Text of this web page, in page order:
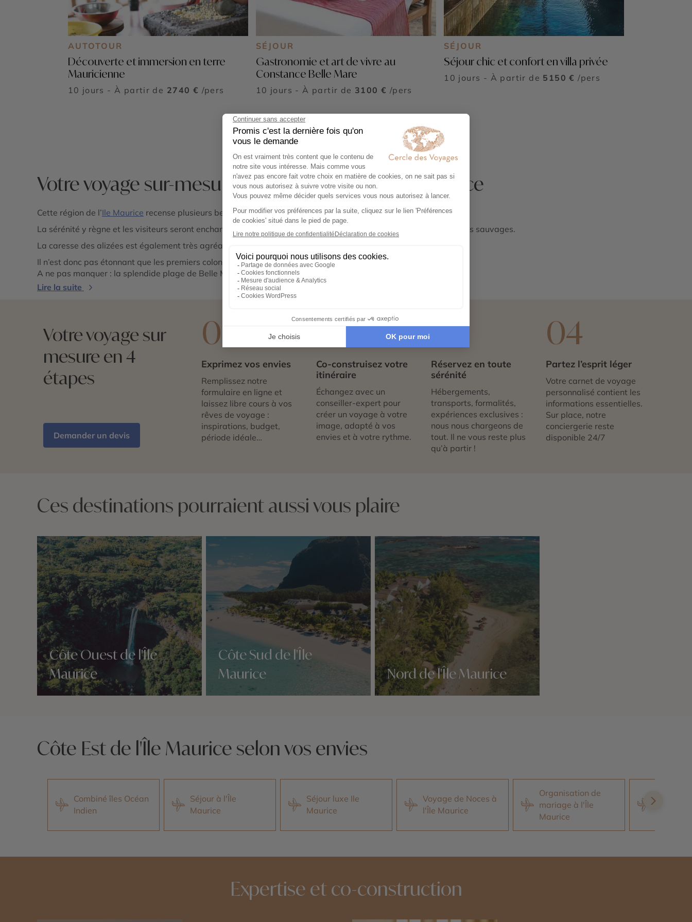
AUTOTOUR
Découverte et immersion en terre
Mauricienne
10 jours - À partir de 2740 € /pers
SÉJOUR
Gastronomie et art de vivre au
Constance Belle Mare
10 jours - À partir de 3100 € /pers
SÉJOUR
Séjour chic et confort en villa privée
10 jours - À partir de 5150 € /pers
Voir tous nos voyages Ile Maurice
Votre voyage sur-mesure sur la Côte Est de l'Île Maurice
Cette région de l’Ile Maurice recense plusieurs beaux hôtels bien implantés.
La sérénité y règne et les visiteurs seront enchantés d’y découvrir de longues plages de sable blanc et des criques sauvages.
La caresse des alizées est également très agréable.
Il n’est donc pas étonnant que les premiers colons aient choisi cette région au départ pour s’installer.
A ne pas manquer : la splendide plage de Belle Mare adossée à une forêt dense de filaos.
Lire la suite
Votre voyage sur
mesure en 4
étapes
Demander un devis
01
Exprimez vos envies
Remplissez notre
formulaire en ligne et
laissez libre cours à vos
rêves de voyage :
inspirations, budget,
période idéale…
02
Co-construisez votre
itinéraire
Échangez avec un
conseiller-expert pour
créer un voyage à votre
image, adapté à vos
envies et à votre rythme.
03
Réservez en toute
sérénité
Hébergements,
transports, formalités,
expériences exclusives :
nous nous chargeons de
tout. Il ne vous reste plus
qu’à partir !
04
Partez l’esprit léger
Votre carnet de voyage
personnalisé contient les
informations essentielles.
Sur place, notre
conciergerie reste
disponible 24/7
Ces destinations pourraient aussi vous plaire
Côte Ouest de l'Île
Maurice
Côte Sud de l'Île
Maurice
Nord de l'Île Maurice
Côte Est de l'Île Maurice selon vos envies
Combiné îles Océan
Indien
Séjour à l'Île
Maurice
Séjour luxe Ile
Maurice
Voyage de Noces à
l'Île Maurice
Organisation de
mariage à l'Île
Maurice
Location
Expertise et co-construction